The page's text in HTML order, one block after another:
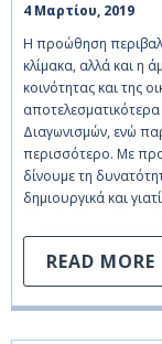
4 Μαρτίου, 2019
Η προώθηση
κλίμακα, αλλά και η
κοινότητας και της
Διαγωνισμών, ενώ
περισσότερο. Με
δίνουμε τη
δημιουργικά και γιατί
READ MORE